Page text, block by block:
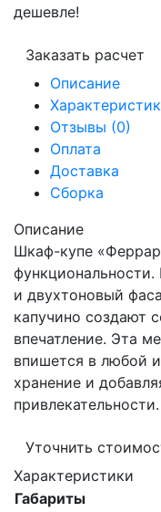
дешевле!
Заказать расчет
Описание
Отзывы (0)
Оплата
Доставка
Сборка
Описание
Шкаф-купе
и двухтоновый
капучино создают
впечатление. Эта
впишется в любой
хранение и
привлекательности.
Уточнить
Характеристики
Габариты